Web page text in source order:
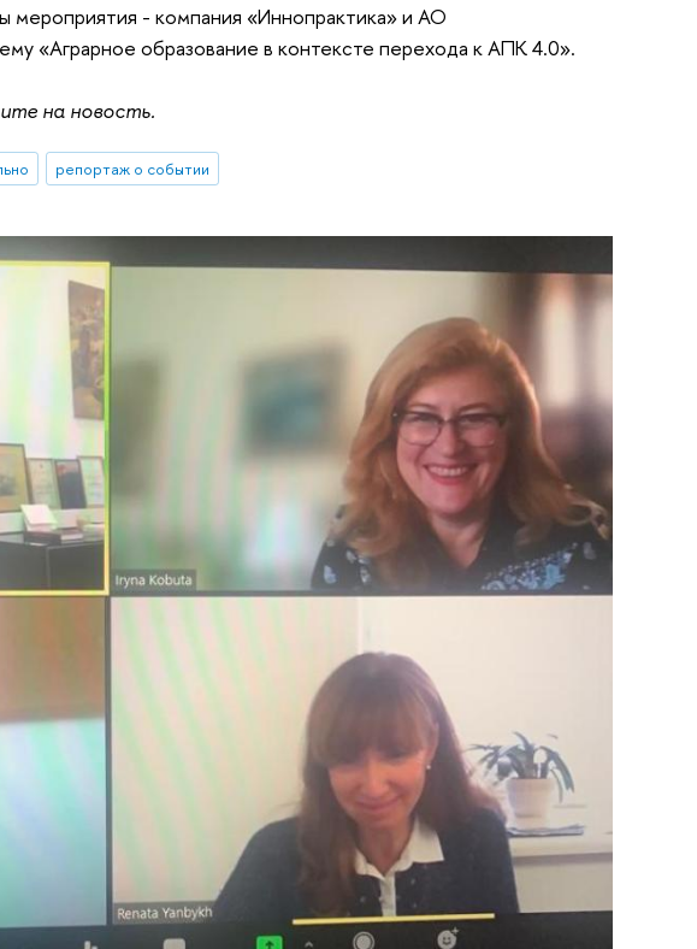
мероприятия - компания «Иннопрактика» и АО
«Аграрное образование в контексте перехода к АПК 4.0».
на новость.
репортаж о событии